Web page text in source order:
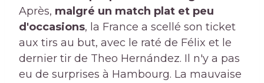
Après, malgré un match plat et peu
d'occasions, la France a scellé son ticket
aux tirs au but, avec le raté de Félix et le
dernier tir de Theo Hernández. Il n'y a pas
eu de surprises à Hambourg. La mauvaise